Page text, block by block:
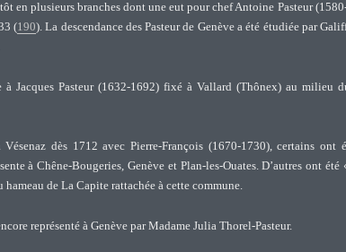
en plusieurs branches dont une eut pour chef Antoine Pasteur
(190). La descendance des Pasteur de Genève a été étudiée par
à Jacques Pasteur (1632-1692) fixé à Vallard (Thônex) au milieu
Vésenaz dès 1712 avec Pierre-François (1670-1730), certains
à Chêne-Bougeries, Genève et Plan-les-Ouates. D’autres ont
de La Capite rattachée à cette commune.
représenté à Genève par Madame Julia Thorel-Pasteur.